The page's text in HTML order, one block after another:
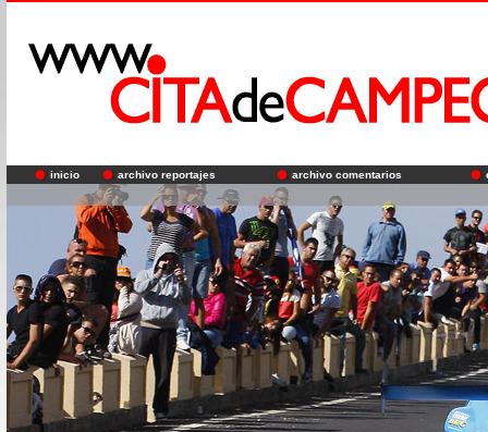
inicio archivo reportajes archivo comentarios